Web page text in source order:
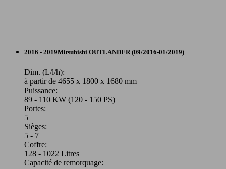
SUV/4x4/Pick-Up
Autres
Model Version
2016 - 2019Mitsubishi OUTLANDER (09/2016-01/2019)
Dim. (L/l/h):
à partir de 4655 x 1800 x 1680 mm
Puissance:
89 - 110 KW (120 - 150 PS)
Portes:
5
Sièges:
5 - 7
Coffre:
128 - 1022 Litres
Capacité de remorquage: